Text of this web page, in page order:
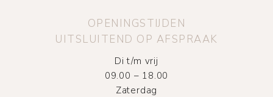
OPENINGSTIJDEN
UITSLUITEND OP AFSPRAAK
Di t/m vrij
09.00 – 18.00
Zaterdag